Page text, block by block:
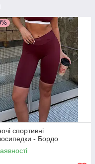
спортивні
- Бордо